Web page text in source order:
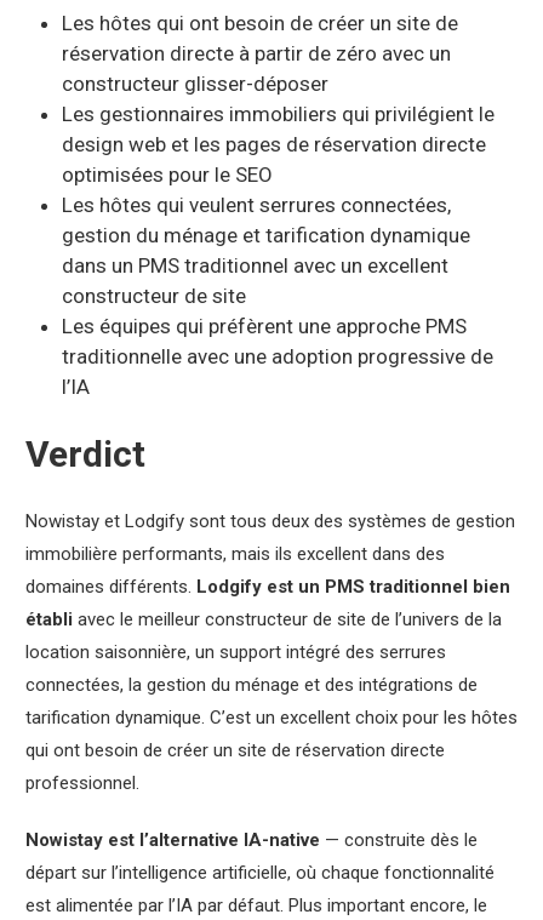
Les hôtes qui ont besoin de créer un site de
réservation directe à partir de zéro avec un
constructeur glisser-déposer
Les gestionnaires immobiliers qui privilégient le
design web et les pages de réservation directe
optimisées pour le SEO
Les hôtes qui veulent serrures connectées,
gestion du ménage et tarification dynamique
dans un PMS traditionnel avec un excellent
constructeur de site
Les équipes qui préfèrent une approche PMS
traditionnelle avec une adoption progressive de
l’IA
Verdict
Nowistay et Lodgify sont tous deux des systèmes de gestion
immobilière performants, mais ils excellent dans des
domaines différents. Lodgify est un PMS traditionnel bien
établi avec le meilleur constructeur de site de l’univers de la
location saisonnière, un support intégré des serrures
connectées, la gestion du ménage et des intégrations de
tarification dynamique. C’est un excellent choix pour les hôtes
qui ont besoin de créer un site de réservation directe
professionnel.
Nowistay est l’alternative IA-native — construite dès le
départ sur l’intelligence artificielle, où chaque fonctionnalité
est alimentée par l’IA par défaut. Plus important encore, le